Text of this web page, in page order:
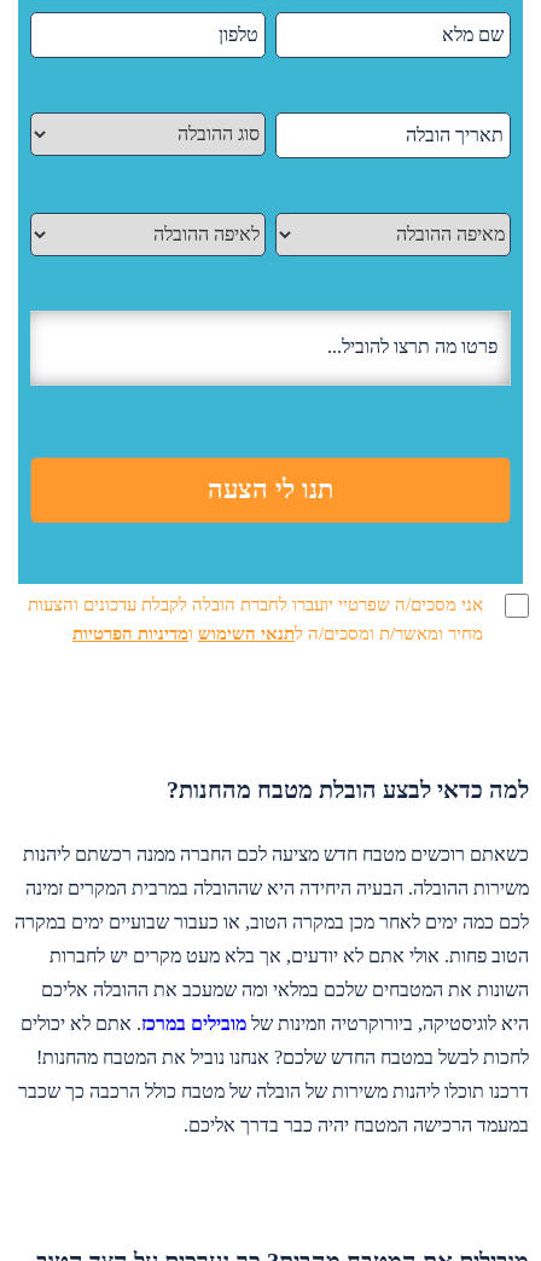
אני מסכים/ה שפרטיי יועברו לחברת הובלה לקבלת עדכונים והצעות
מחיר ומאשר/ת ומסכים/ה לתנאי השימוש ומדיניות הפרטיות
למה כדאי לבצע הובלת מטבח מהחנות?
כשאתם רוכשים מטבח חדש מציעה לכם החברה ממנה רכשתם ליהנות
משירות ההובלה. הבעיה היחידה היא שההובלה במרבית המקרים זמינה
לכם כמה ימים לאחר מכן במקרה הטוב, או כעבור שבועיים ימים במקרה
הטוב פחות. אולי אתם לא יודעים, אך בלא מעט מקרים יש לחברות
השונות את המטבחים שלכם במלאי ומה שמעכב את ההובלה אליכם
היא לוגיסטיקה, ביורוקרטיה וזמינות של מובילים במרכז. אתם לא יכולים
לחכות לבשל במטבח החדש שלכם? אנחנו נוביל את המטבח מהחנות!
דרכנו תוכלו ליהנות משירות של הובלה של מטבח כולל הרכבה כך שכבר
במעמד הרכישה המטבח יהיה כבר בדרך אליכם.